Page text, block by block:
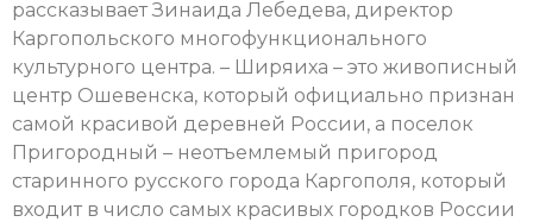
рассказывает Зинаида Лебедева, директор
Каргопольского многофункционального
культурного центра. – Ширяиха – это живописный
центр Ошевенска, который официально признан
самой красивой деревней России, а поселок
Пригородный – неотъемлемый пригород
старинного русского города Каргополя, который
входит в число самых красивых городков России